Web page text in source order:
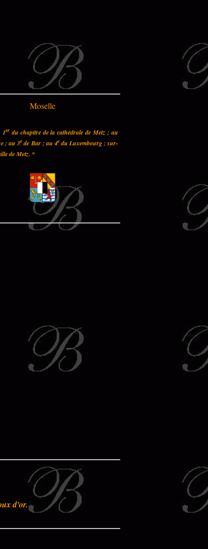
Moselle
1erdu chapitre de la cathédrale de Metz ; au
; au 3ede Bar ; au 4edu Luxembourg ; sur-
de Metz. *
d'or.